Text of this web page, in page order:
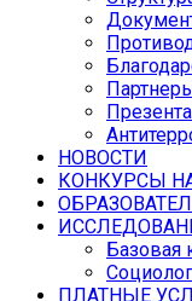
НОВОСТИ
КОНКУРСЫ
Базовая
ПЛАТНЫЕ